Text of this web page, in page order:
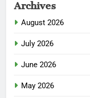
August 2026
July 2026
June 2026
May 2026